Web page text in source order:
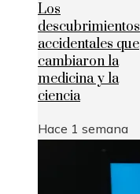
Los
descubrimientos
accidentales que
cambiaron la
medicina y la
ciencia
Hace 1 semana